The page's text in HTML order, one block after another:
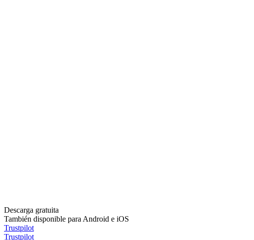
Descarga gratuita
También disponible para Android e iOS
Trustpilot
Trustpilot